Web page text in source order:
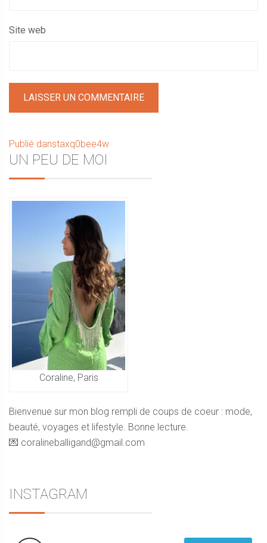
Site web
Navigation
de
Publié danstaxq0bee4w
Sidebar
UN PEU DE MOI
Coraline, Paris
Bienvenue sur mon blog rempli de coups de coeur : mode,
beauté, voyages et lifestyle. Bonne lecture.
💌 coralineballigand@gmail.com
INSTAGRAM